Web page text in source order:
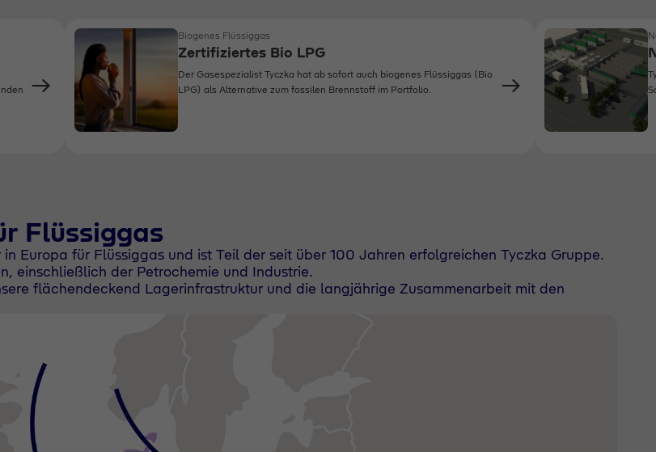
Biogenes Flüssiggas
Zertifiziertes Bio LPG
Der Gasespezialist Tyczka hat ab sofort auch biogenes Flüssiggas (Bio
LPG) als Alternative zum fossilen Brennstoff im Portfolio.
Flüssiggas
Europa für Flüssiggas und ist Teil der seit über 100 Jahren erfolgreichen Tyczka Gruppe.
einschließlich der Petrochemie und Industrie.
flächendeckend Lagerinfrastruktur und die langjährige Zusammenarbeit mit den